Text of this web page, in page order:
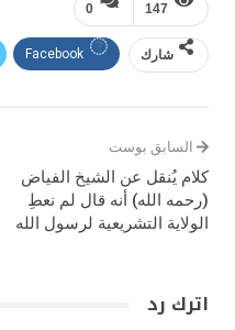
0 147
شارك Facebook
السابق بوست
كلام يُنقل عن الشيخ الفياض
(رحمه الله) أنه قال لم نعطِ
الولاية التشريعية لرسول الله
اترك رد